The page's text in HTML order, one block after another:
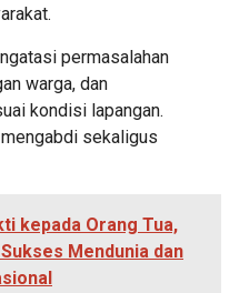
permasalahan
warga, dan
kondisi lapangan.
sekaligus
kepada Orang Tua,
Mendunia dan